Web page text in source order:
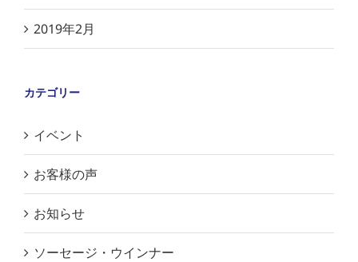
2019年2月
カテゴリー
イベント
お客様の声
お知らせ
ソーセージ・ウインナー